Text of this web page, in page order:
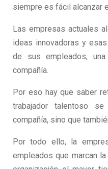
siempre es fácil alcanzar
Las empresas actuales
ideas innovadoras y
de sus empleados, una
compañía.
Por eso hay que saber
trabajador talentoso
compañía, sino que
Por todo ello, la
empleados que marcan la